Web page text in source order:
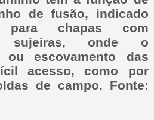
de fusão, indicado
para chapas com
sujeiras, onde o
ou escovamento das
acesso, como por
de campo. Fonte: